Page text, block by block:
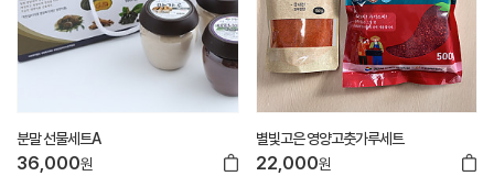
분말 선물세트A
36,000원
별빛고은 영양고춧가루세트
22,000원